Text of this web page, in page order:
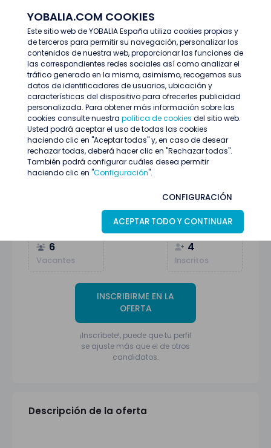
YOBALIA.COM COOKIES
Este sitio web de YOBALIA España utiliza cookies propias y
de terceros para permitir su navegación, personalizar los
contenidos de nuestra web, proporcionar las funciones de
las correspondientes redes sociales así como analizar el
tráfico generado en la misma, asimismo, recogemos sus
datos de identificadores de usuarios, ubicación y
características del dispositivo para ofrecerles publicidad
personalizada. Para obtener más información sobre las
cookies consulte nuestra política de cookies del sitio web.
Usted podrá aceptar el uso de todas las cookies
haciendo clic en "Aceptar todas" y, en caso de desear
rechazar todas, deberá hacer clic en "Rechazar todas".
También podrá configurar cuáles desea permitir
haciendo clic en "Configuración".
CONFIGURACIÓN
ACEPTAR TODO Y CONTINUAR
Últimas ofertas Administrativos/as con discapacidad
Administrativos/as con discapacidad
Administración y empresas
6
Vacantes
4
Inscritos
INSCRIBIRME EN LA
OFERTA
¡Inscríbete!, puede que tu perfil
se ajuste más que el de otros
candidatos.
Descripción de la oferta